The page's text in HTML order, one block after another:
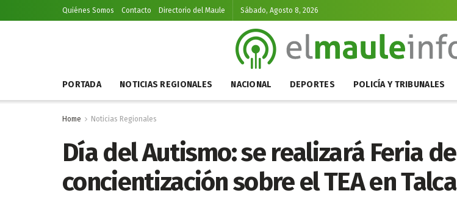
Quiénes Somos Contacto Directorio del Maule Sábado, Agosto 8, 2026
PORTADA NOTICIAS REGIONALES NACIONAL DEPORTES POLICÍA Y TRIBUNALES
Home Noticias Regionales
Día del Autismo: se realizará Feria de
concientización sobre el TEA en Talca